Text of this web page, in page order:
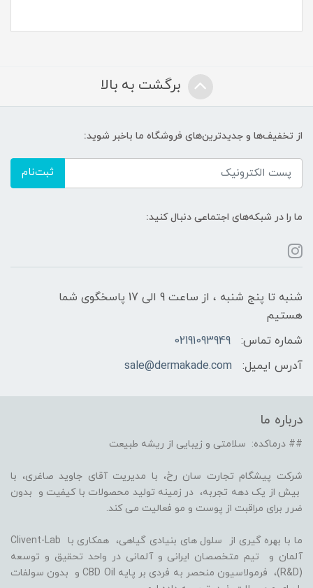
برگشت به بالا
از تخفیف‌ها و جدیدترین‌های فروشگاه ما باخبر شوید:
ثبت‌نام
ما را در شبکه‌های اجتماعی دنبال کنید:
شنبه تا پنج شنبه ، از ساعت 9 الی 17 پاسخگوی شما
هستیم
شماره تماس:
02191093949
آدرس ایمیل:
sale@dermakade.com
درباره ما
## درماکده: سلامتی و زیبایی از ریشه طبیعت
شرکت پیشگام تجارت سان رخ، با مدیریت آقای جاوید صاغری، با
بیش از یک دهه تجربه، در زمینه تولید محصولات با کیفیت و بدون
ضرر برای مراقبت از پوست و مو فعالیت می کند.
ما با بهره گیری از سلول های بنیادی گیاهی، همکاری با Clivent-Lab
آلمان و تیم متخصصان ایرانی و آلمانی در واحد تحقیق و توسعه
(R&D)، فرمولاسیون منحصر به فردی بر پایه CBD Oil و بدون سولفات